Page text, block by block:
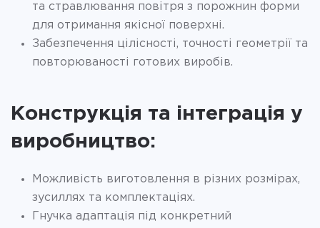
та стравлювання повітря з порожнин форми
для отримання якісної поверхні.
Забезпечення цілісності, точності геометрії та
повторюваності готових виробів.
Конструкція та інтеграція у
виробництво:
Можливість виготовлення в різних розмірах,
зусиллях та комплектаціях.
Гнучка адаптація під конкретний